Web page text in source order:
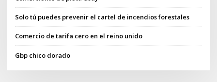
Solo tú puedes prevenir el cartel de incendios forestales
Comercio de tarifa cero en el reino unido
Gbp chico dorado